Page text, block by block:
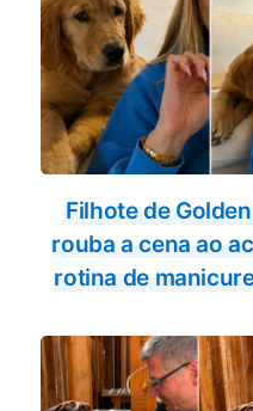
Filhote de
rouba a cena ao
rotina de